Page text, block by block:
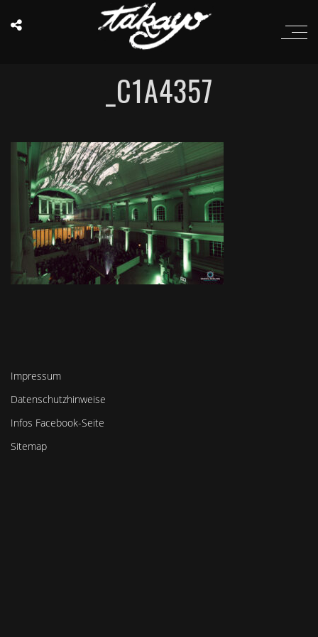
_C1A4357
Impressum
Datenschutzhinweise
Infos Facebook-Seite
Sitemap